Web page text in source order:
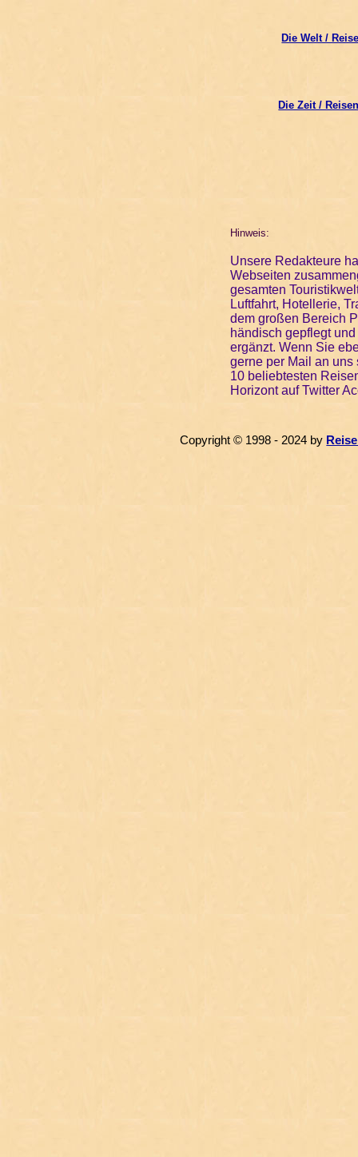
Die Welt /
Die Zeit /
Hinweis:
Unsere Redakteure
Webseiten
gesamten
Luftfahrt, Hotellerie,
dem großen Bereich
händisch gepflegt
ergänzt. Wenn Sie
gerne per Mail an
10 beliebtesten
Horizont auf Twitter
Copyright © 1998 - 2024 by